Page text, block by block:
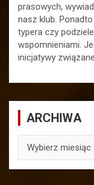
prasowych,
nasz klub.
typera czy
wspomnieniami.
inicjatywy
ARCHIWA